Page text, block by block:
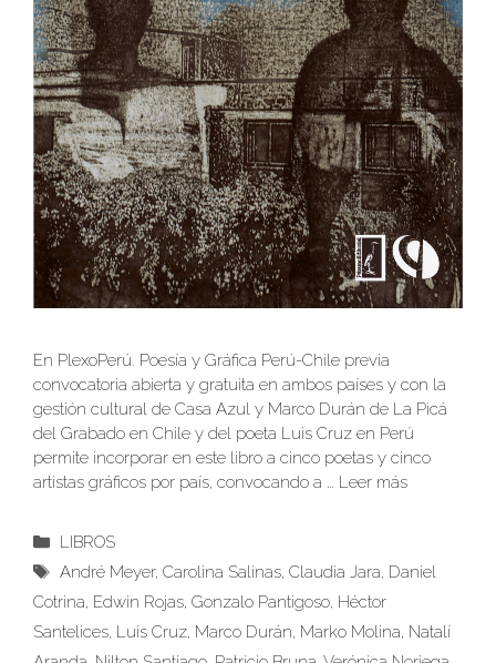
En PlexoPerú. Poesía y Gráfica Perú-Chile previa
convocatoria abierta y gratuita en ambos países y con la
gestión cultural de Casa Azul y Marco Durán de La Picá
del Grabado en Chile y del poeta Luis Cruz en Perú
permite incorporar en este libro a cinco poetas y cinco
artistas gráficos por país, convocando a … Leer más
Categorías
LIBROS
Etiquetas
André Meyer, Carolina Salinas, Claudia Jara, Daniel
Cotrina, Edwin Rojas, Gonzalo Pantigoso, Héctor
Santelices, Luis Cruz, Marco Durán, Marko Molina, Natalí